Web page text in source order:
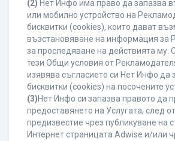
(2) Нет Инфо има право да запазва
или мобилно устройство на
бисквитки (cookies), които дават
възстановяване на информация за
за проследяване на действията му.
тези Общи условия от
изявява съгласието си Нет Инфо да
бисквитки (cookies) на посочените
(3)Нет Инфо си запазва правото да
предоставянето на Услугата, след
предизвестие чрез публикуване на
Интернет страницата Adwise и/или